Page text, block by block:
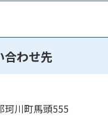
合わせ先
珂川町馬頭555